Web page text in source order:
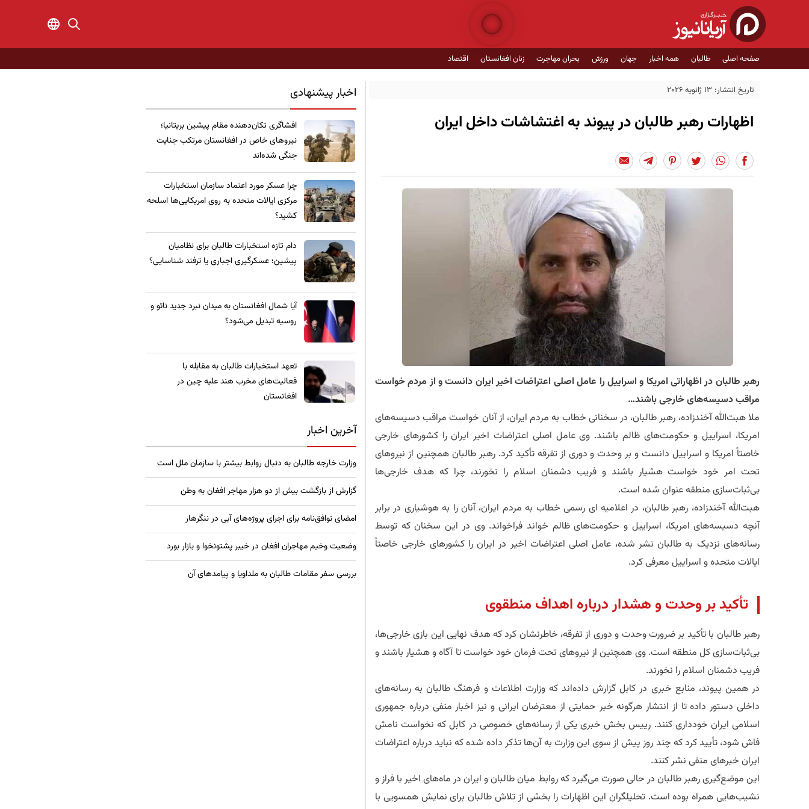
صفحه اصلی طالبان همه اخبار جهان ورزش بحران مهاجرت زنان افغانستان اقتصاد
تاریخ انتشار: 13 ژانویه 2026
اظهارات رهبر طالبان در پیوند به اغتشاشات داخل ایران
رهبر طالبان در اظهاراتی امریکا و اسراییل را عامل اصلی اعتراضات اخیر ایران دانست و از مردم خواست
مراقب دسیسه‌های خارجی باشند…
ملا هبت‌الله آخندزاده، رهبر طالبان، در سخنانی خطاب به مردم ایران، از آنان خواست مراقب دسیسه‌های
امریکا، اسراییل و حکومت‌های ظالم باشند. وی عامل اصلی اعتراضات اخیر ایران را کشورهای خارجی
خاصتاً امریکا و اسراییل دانست و بر وحدت و دوری از تفرقه تأکید کرد. رهبر طالبان همچنین از نیروهای
تحت امر خود خواست هشیار باشند و فریب دشمنان اسلام را نخورند، چرا که هدف خارجی‌ها
بی‌ثبات‌سازی منطقه عنوان شده است.
هبت‌الله آخندزاده، رهبر طالبان، در اعلامیه ای رسمی خطاب به مردم ایران، آنان را به هوشیاری در برابر
آنچه دسیسه‌های امریکا، اسراییل و حکومت‌های ظالم خواند فراخواند. وی در این سخنان که توسط
رسانه‌های نزدیک به طالبان نشر شده، عامل اصلی اعتراضات اخیر در ایران را کشورهای خارجی خاصتاً
ایالات متحده و اسراییل معرفی کرد.
تأکید بر وحدت و هشدار درباره اهداف منطقوی
رهبر طالبان با تأکید بر ضرورت وحدت و دوری از تفرقه، خاطرنشان کرد که هدف نهایی این بازی خارجی‌ها،
بی‌ثبات‌سازی کل منطقه است. وی همچنین از نیروهای تحت فرمان خود خواست تا آگاه و هشیار باشند و
فریب دشمنان اسلام را نخورند.
در همین پیوند، منابع خبری در کابل گزارش داده‌اند که وزارت اطلاعات و فرهنگ طالبان به رسانه‌های
داخلی دستور داده تا از انتشار هرگونه خبر حمایتی از معترضان ایرانی و نیز اخبار منفی درباره جمهوری
اسلامی ایران خودداری کنند. رییس بخش خبری یکی از رسانه‌های خصوصی در کابل که نخواست نامش
فاش شود، تأیید کرد که چند روز پیش از سوی این وزارت به آن‌ها تذکر داده شده که نباید درباره اعتراضات
ایران خبرهای منفی نشر کنند.
این موضع‌گیری رهبر طالبان در حالی صورت می‌گیرد که روابط میان طالبان و ایران در ماه‌های اخیر با فراز و
نشیب‌هایی همراه بوده است. تحلیلگران این اظهارات را بخشی از تلاش طالبان برای نمایش همسویی با
اخبار پیشنهادی
​افشاگری تکان‌دهنده مقام پیشین بریتانیا؛
نیروهای خاص در افغانستان مرتکب جنایت
جنگی شده‌اند
چرا عسکر مورد اعتماد سازمان استخبارات
مرکزی ایالات متحده به روی امریکایی‌ها اسلحه
کشید؟
​دام تازه استخبارات طالبان برای نظامیان
پیشین؛ عسکرگیری اجباری یا ترفند شناسایی؟
​آیا شمال افغانستان به میدان نبرد جدید ناتو و
روسیه تبدیل می‌شود؟
تعهد استخبارات طالبان به مقابله با
فعالیت‌های مخرب هند علیه چین در
افغانستان
آخرین اخبار
وزارت خارجه طالبان به دنبال روابط بیشتر با سازمان ملل است
گزارش از بازگشت بیش از دو هزار مهاجر افغان به وطن
امضای توافق‌نامه برای اجرای پروژه‌های آبی در ننگرهار
وضعیت وخیم مهاجران افغان در خیبر پشتونخوا و بازار بورد
بررسی سفر مقامات طالبان به ملداویا و پیامدهای آن